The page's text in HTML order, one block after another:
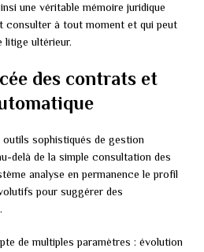
une véritable mémoire juridique
consulter à tout moment et qui peut
litige ultérieur.
des contrats et
sophistiqués de gestion
delà de la simple consultation des
analyse en permanence le profil
pour suggérer des
de multiples paramètres : évolution